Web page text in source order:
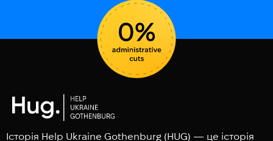
Історія Help Ukraine Gothenburg (HUG) — це історія